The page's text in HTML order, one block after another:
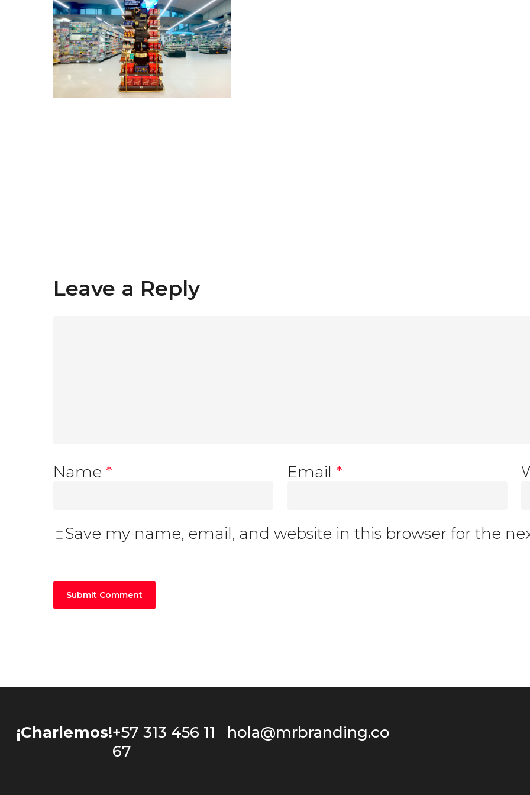
Leave a Reply
Name * Email *
Save my name, email, and website in this browser for the
¡Charlemos!+57 313 456 11
67
hola@mrbranding.co